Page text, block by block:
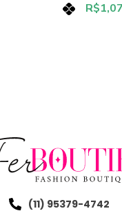
R$
(11) 95379-4742